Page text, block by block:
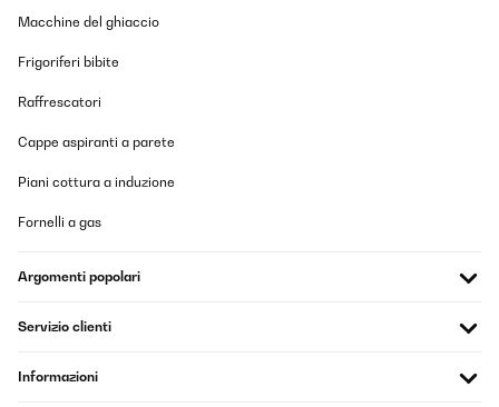
Macchine del ghiaccio
Frigoriferi bibite
Raffrescatori
Cappe aspiranti a parete
Piani cottura a induzione
Fornelli a gas
Argomenti popolari
Servizio clienti
Informazioni